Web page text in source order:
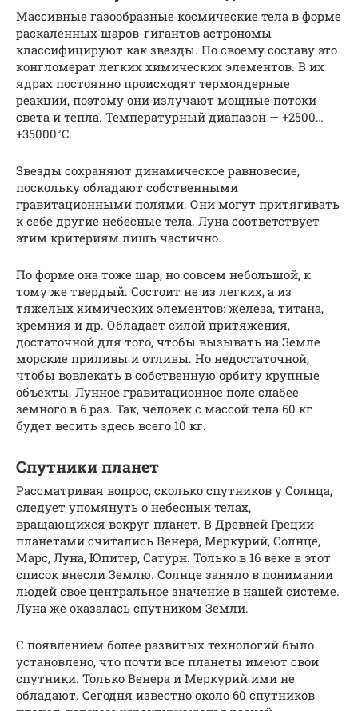
Массивные газообразные космические тела в форме
раскаленных шаров-гигантов астрономы
классифицируют как звезды. По своему составу это
конгломерат легких химических элементов. В их
ядрах постоянно происходят термоядерные
реакции, поэтому они излучают мощные потоки
света и тепла. Температурный диапазон — +2500…
+35000°C.
Звезды сохраняют динамическое равновесие,
поскольку обладают собственными
гравитационными полями. Они могут притягивать
к себе другие небесные тела. Луна соответствует
этим критериям лишь частично.
По форме она тоже шар, но совсем небольшой, к
тому же твердый. Состоит не из легких, а из
тяжелых химических элементов: железа, титана,
кремния и др. Обладает силой притяжения,
достаточной для того, чтобы вызывать на Земле
морские приливы и отливы. Но недостаточной,
чтобы вовлекать в собственную орбиту крупные
объекты. Лунное гравитационное поле слабее
земного в 6 раз. Так, человек с массой тела 60 кг
будет весить здесь всего 10 кг.
Спутники планет
Рассматривая вопрос, сколько спутников у Солнца,
следует упомянуть о небесных телах,
вращающихся вокруг планет. В Древней Греции
планетами считались Венера, Меркурий, Солнце,
Марс, Луна, Юпитер, Сатурн. Только в 16 веке в этот
список внесли Землю. Солнце заняло в понимании
людей свое центральное значение в нашей системе.
Луна же оказалась спутником Земли.
С появлением более развитых технологий было
установлено, что почти все планеты имеют свои
спутники. Только Венера и Меркурий ими не
обладают. Сегодня известно около 60 спутников